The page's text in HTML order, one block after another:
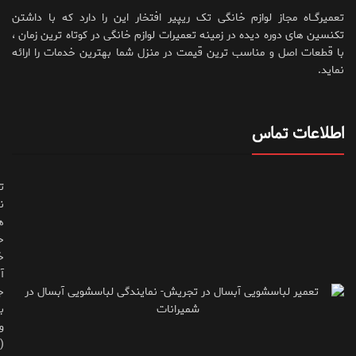
تعمیرگــاه مجاز لوازم خانگی تک ریپیر افتخار این را دارد که با داشتن
تکنسین های دوره دیده در زمینه تعمیرات لوازم خانگی در کوتاه ترین زمان ،
با قطعات اصل و مناسب ترین قیمت در منزل شما بهترین خدمات را ارائه
نماید.
اطلاعات تماس